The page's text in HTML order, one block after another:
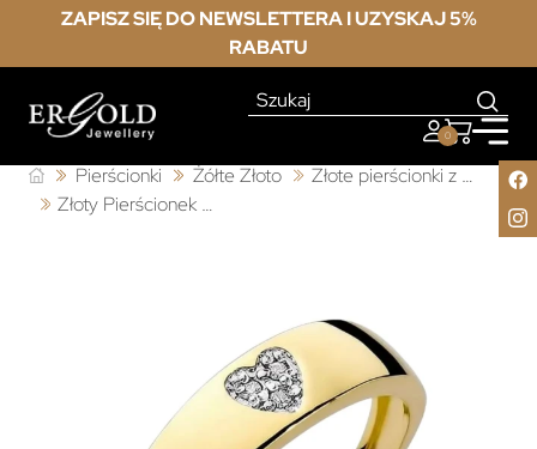
ZAPISZ SIĘ DO NEWSLETTERA I UZYSKAJ 5%
RABATU
0
Pierścionki Żółte Złoto
Złote pierścionki z brylantem
Złoty Pierścionek 585 z diamentem brylant 0,03ct